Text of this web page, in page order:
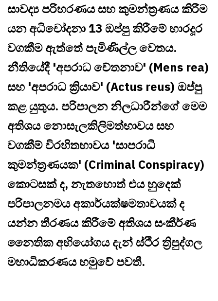
සාවද්‍ය පරිහරණය සහ කුමන්ත්‍රණය කිරීම
යන අධිචෝදනා 13 ඔප්පු කිරීමේ භාරදූර
වගකීම ඇත්තේ පැමිණිල්ල වෙතය.
නීතියේදී 'අපරාධ චේතනාව' (Mens rea)
සහ 'අපරාධ ක්‍රියාව' (Actus reus) ඔප්පු
කළ යුතුය. පරිපාලන නිලධාරීන්ගේ මෙම
අතිශය නොසැලකිලිමත්භාවය සහ
වගකීම් විරහිතභාවය 'සාපරාධී
කුමන්ත්‍රණයක' (Criminal Conspiracy)
කොටසක් ද, නැතහොත් එය හුදෙක්
පරිපාලනමය අකාර්යක්ෂමතාවයක් ද
යන්න තීරණය කිරීමේ අතිශය සංකීර්ණ
නෛතික අභියෝගය දැන් ස්ථිර ත්‍රිපුද්ගල
මහාධිකරණය හමුවේ පවතී.